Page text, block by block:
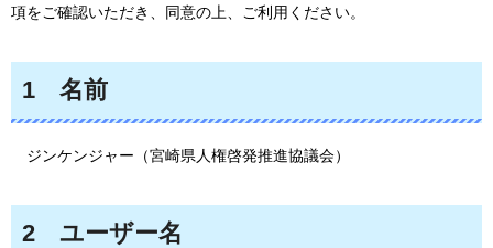
項をご確認いただき、同意の上、ご利用ください。
1 名前
ジンケンジャー（宮崎県人権啓発推進協議会）
2 ユーザー名